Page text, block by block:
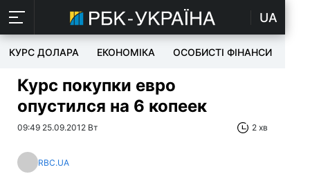
UA
КУРС ДОЛАРА ЕКОНОМІКА ОСОБИСТІ ФІНАНСИ
Курс покупки евро
опустился на 6 копеек
09:49 25.09.2012 Вт 2 хв
RBC.UA